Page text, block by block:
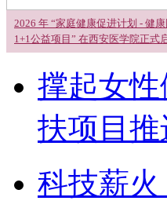
2026 年 “家庭健康促进计划 - 健
1+1公益项目” 在西安医学院正式
撑起女
扶项目
科技薪